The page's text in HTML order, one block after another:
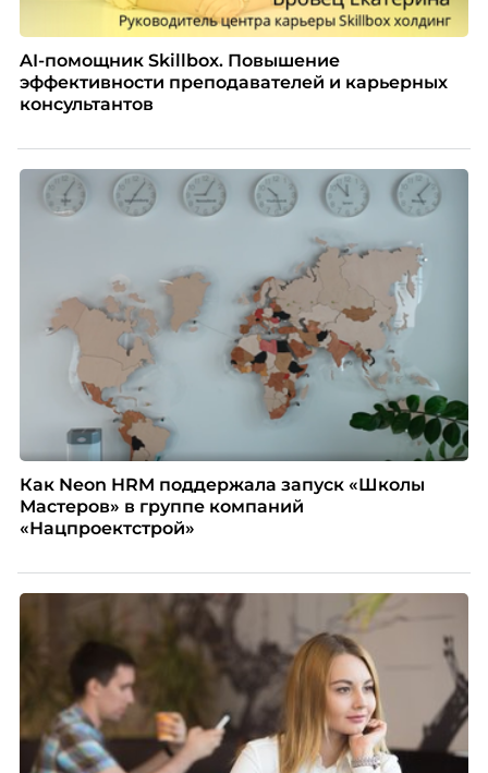
AI-помощник Skillbox. Повышение
эффективности преподавателей и карьерных
консультантов
Как Neon HRM поддержала запуск «Школы
Мастеров» в группе компаний
«Нацпроектстрой»